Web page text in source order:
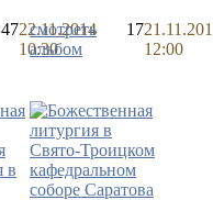
4722.11.2014
10:30
смотреть
альбом
17
12:00